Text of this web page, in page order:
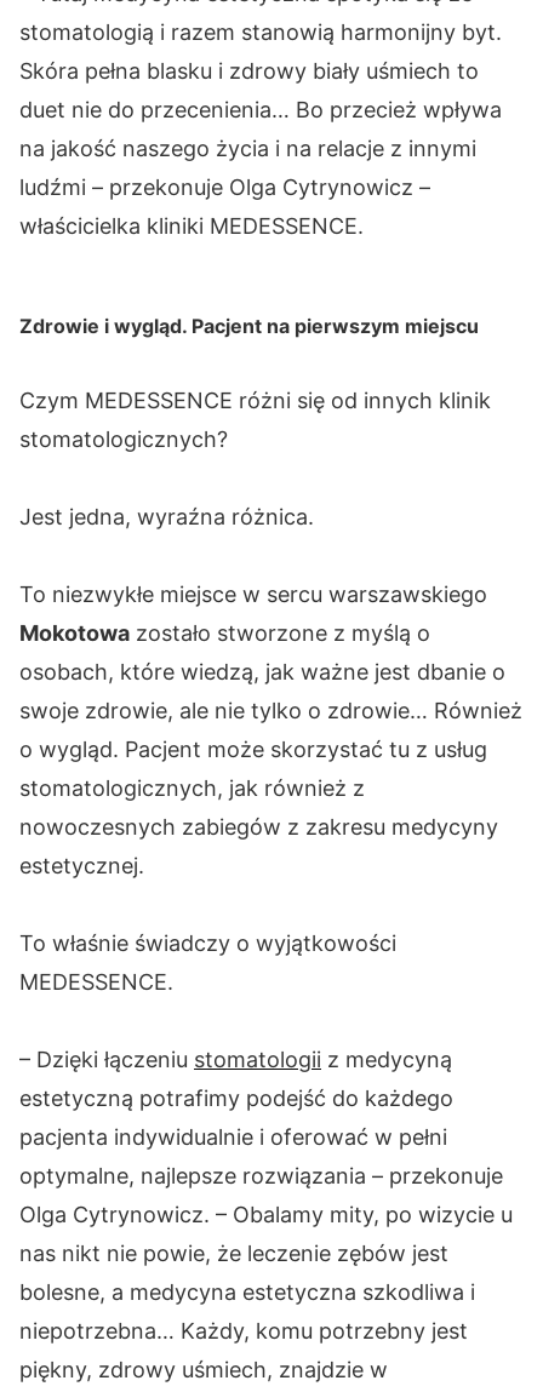
stomatologią i razem stanowią harmonijny byt.
Skóra pełna blasku i zdrowy biały uśmiech to
duet nie do przecenienia… Bo przecież wpływa
na jakość naszego życia i na relacje z innymi
ludźmi – przekonuje Olga Cytrynowicz –
właścicielka kliniki MEDESSENCE.
Zdrowie i wygląd. Pacjent na pierwszym miejscu
Czym MEDESSENCE różni się od innych klinik
stomatologicznych?
Jest jedna, wyraźna różnica.
To niezwykłe miejsce w sercu warszawskiego
Mokotowa zostało stworzone z myślą o
osobach, które wiedzą, jak ważne jest dbanie o
swoje zdrowie, ale nie tylko o zdrowie… Również
o wygląd. Pacjent może skorzystać tu z usług
stomatologicznych, jak również z
nowoczesnych zabiegów z zakresu medycyny
estetycznej.
To właśnie świadczy o wyjątkowości
MEDESSENCE.
– Dzięki łączeniu stomatologii z medycyną
estetyczną potrafimy podejść do każdego
pacjenta indywidualnie i oferować w pełni
optymalne, najlepsze rozwiązania – przekonuje
Olga Cytrynowicz. – Obalamy mity, po wizycie u
nas nikt nie powie, że leczenie zębów jest
bolesne, a medycyna estetyczna szkodliwa i
niepotrzebna… Każdy, komu potrzebny jest
piękny, zdrowy uśmiech, znajdzie w